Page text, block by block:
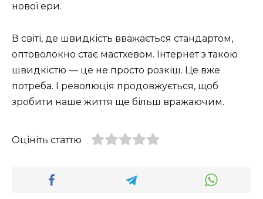
нової ери.
В світі, де швидкість вважається стандартом,
оптоволокно стає мастхевом. Інтернет з такою
швидкістю — це не просто розкіш. Це вже
потреба. І революція продовжується, щоб
зробити наше життя ще більш вражаючим.
Оцініть статтю